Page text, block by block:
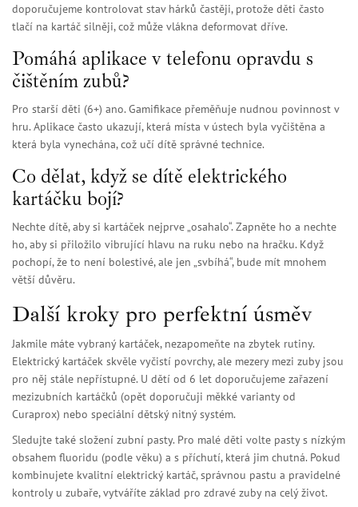
doporučujeme kontrolovat stav hárků častěji, protože děti často
tlačí na kartáč silněji, což může vlákna deformovat dříve.
Pomáhá aplikace v telefonu opravdu s
čištěním zubů?
Pro starší děti (6+) ano. Gamifikace přeměňuje nudnou povinnost v
hru. Aplikace často ukazují, která místa v ústech byla vyčištěna a
která byla vynechána, což učí dítě správné technice.
Co dělat, když se dítě elektrického
kartáčku bojí?
Nechte dítě, aby si kartáček nejprve „osahalo“. Zapněte ho a nechte
ho, aby si přiložilo vibrující hlavu na ruku nebo na hračku. Když
pochopí, že to není bolestivé, ale jen „svbíhá“, bude mít mnohem
větší důvěru.
Další kroky pro perfektní úsměv
Jakmile máte vybraný kartáček, nezapomeňte na zbytek rutiny.
Elektrický kartáček skvěle vyčistí povrchy, ale mezery mezi zuby jsou
pro něj stále nepřístupné. U dětí od 6 let doporučujeme zařazení
mezizubních kartáčků (opět doporučuji měkké varianty od
Curaprox) nebo speciální dětský nitný systém.
Sledujte také složení zubní pasty. Pro malé děti volte pasty s nízkým
obsahem fluoridu (podle věku) a s příchutí, která jim chutná. Pokud
kombinujete kvalitní elektrický kartáč, správnou pastu a pravidelné
kontroly u zubaře, vytváříte základ pro zdravé zuby na celý život.